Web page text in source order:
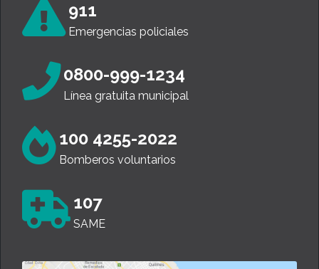
911
Emergencias policiales
0800-999-1234
Línea gratuita municipal
100 4255-2022
Bomberos voluntarios
107
SAME